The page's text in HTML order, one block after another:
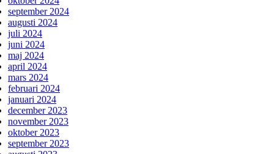
september 2024
augusti 2024
juli 2024
juni 2024
maj 2024
april 2024
mars 2024
februari 2024
januari 2024
december 2023
november 2023
oktober 2023
september 2023